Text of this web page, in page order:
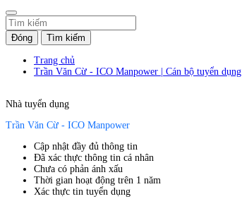
Đóng Tìm kiếm
Trang chủ
Trần Văn Cừ - ICO Manpower | Cán bộ tuyển dụng
Nhà tuyển dụng
Trần Văn Cừ - ICO Manpower
Cập nhật đầy đủ thông tin
Đã xác thực thông tin cá nhân
Chưa có phản ánh xấu
Thời gian hoạt động trên 1 năm
Xác thực tin tuyển dụng